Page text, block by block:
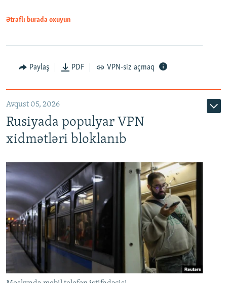
Ətraflı burada oxuyun
Paylaş PDF VPN-siz açmaq
Avqust 05, 2026
Rusiyada populyar VPN
xidmətləri bloklanıb